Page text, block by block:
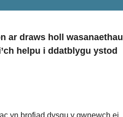
ar draws holl wasanaethau
helpu i ddatblygu ystod
yn brofiad dysgu y gwnewch ei